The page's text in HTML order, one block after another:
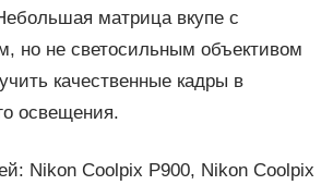
матрица вкупе с
но не светосильным объективом
качественные кадры в
освещения.
Nikon Coolpix P900, Nikon Coolpix